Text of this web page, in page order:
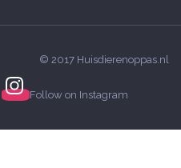
© 2017 Huisdierenoppas.nl
Follow on Instagram